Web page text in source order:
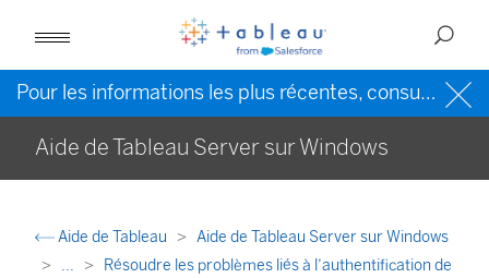
Pour les informations les plus récentes, consultez l’
Aide de Tableau Server sur Windows
Aide de Tableau
Aide de Tableau Server sur Windows
...
Résoudre les problèmes liés à l’authentification de